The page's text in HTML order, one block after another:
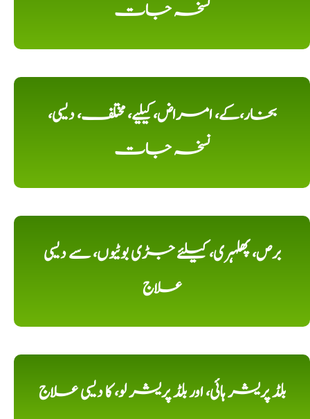
نسخہ جات
بخار،کے، امراض، کیلیے، مختلف، دیسی،
نسخہ جات
برص، پھلہری، کیلئے جڑی بوٹیوں، سے دیسی
علاج
بلڈ پریشر ہائی، اور بلڈ پریشر لو، کا دیسی علاج